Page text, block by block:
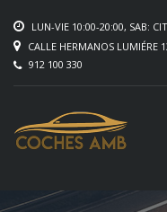
LUN-VIE 10:00-20:00, SAB:
CALLE HERMANOS LUMIÉRE
912 100 330